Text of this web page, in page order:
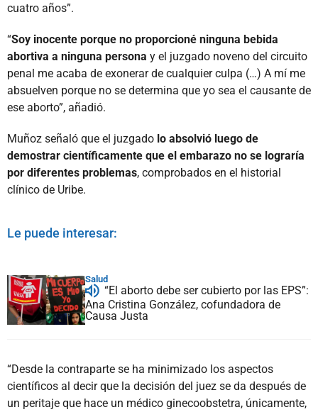
cuatro años”.
“Soy inocente porque no proporcioné ninguna bebida
abortiva a ninguna persona y el juzgado noveno del circuito
penal me acaba de exonerar de cualquier culpa (…) A mí me
absuelven porque no se determina que yo sea el causante de
ese aborto”, añadió.
Muñoz señaló que el juzgado lo absolvió luego de
demostrar científicamente que el embarazo no se lograría
por diferentes problemas, comprobados en el historial
clínico de Uribe.
Le puede interesar:
Salud
“El aborto debe ser cubierto por las EPS”:
Ana Cristina González, cofundadora de
Causa Justa
“Desde la contraparte se ha minimizado los aspectos
científicos al decir que la decisión del juez se da después de
un peritaje que hace un médico ginecoobstetra, únicamente,